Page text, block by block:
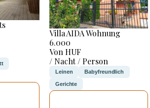
Villa AIDA Wohnung
6.000
Von HUF
/ Nacht / Person
Leinen Babyfreundlich
Gerichte